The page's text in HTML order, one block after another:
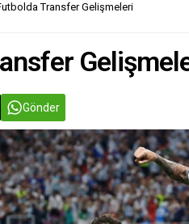
Transfer Gelişmeleri
Gönder